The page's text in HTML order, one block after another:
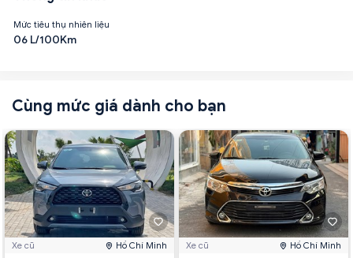
Mức tiêu thụ nhiên liệu
06 L/100Km
Cùng mức giá dành cho bạn
Xe cũ Hồ Chí Minh Xe cũ Hồ Chí Minh